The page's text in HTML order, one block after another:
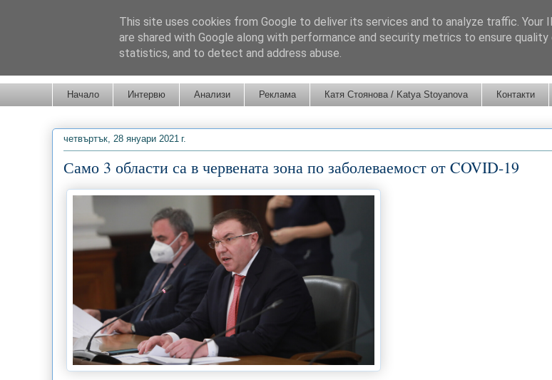
Начало Интервю Анализи Реклама Катя Стоянова / Katya Stoyanova Контакти
четвъртък, 28 януари 2021 г.
Само 3 области са в червената зона по заболеваемост от COVID-19
This site uses cookies from Google to deliver its services and to analyze traffic. Your
are shared with Google along with performance and security metrics to ensure
statistics, and to detect and address abuse.